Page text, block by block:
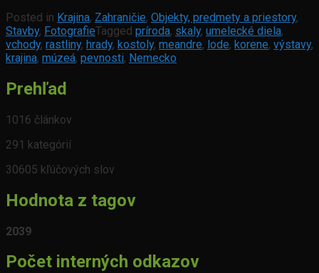
Posted in Krajina, Zahraničie, Objekty, predmety a priestory,
Stavby, FotografieTagged príroda, skaly, umelecké diela,
vchody, rastliny, hrady, kostoly, meandre, lode, korene, výstavy,
krajina, múzeá, pevnosti, Nemecko
Prehľad
1016 článkov
291 kategórií
30605 kľúčových slov
Hodnota z tagov
2039
Počet interných odkazov